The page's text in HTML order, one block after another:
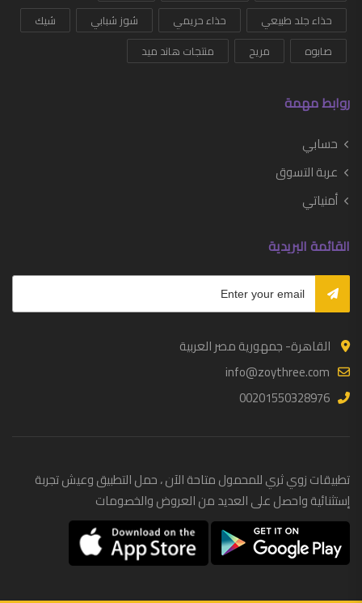
حذاء جلد طبيعي
حذاء حريمي شوز شبابي
شيك
صابوه
مريح منتجات هاند ميد
روابط مهمة
حسابي
عربة التسوق
أمنياتي
القائمة البريدية
القاهرة- جمهورية مصر العربية
info@zoythree.com
00201550328976
تطبيقات زوي ثري للمحمول متاحة الآن ، حمل التطبيق وعيش تجربة
إستثنائية واحصل على العديد من العروض والخصومات